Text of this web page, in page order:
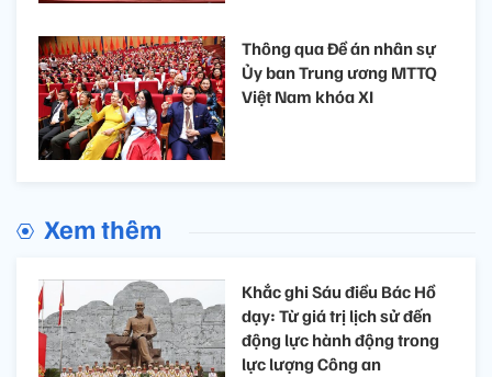
Thông qua Đề án nhân sự
Ủy ban Trung ương MTTQ
Việt Nam khóa XI
Xem thêm
Khắc ghi Sáu điều Bác Hồ
dạy: Từ giá trị lịch sử đến
động lực hành động trong
lực lượng Công an